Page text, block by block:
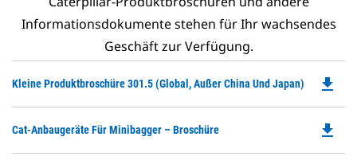
Informationsdokumente stehen für Ihr wachsendes
Geschäft zur Verfügung.
Kleine Produktbroschüre 301.5 (global, Außer China Und Japan)
a
file_download
Cat-Anbaugeräte Für Minibagger – Broschüre file_download